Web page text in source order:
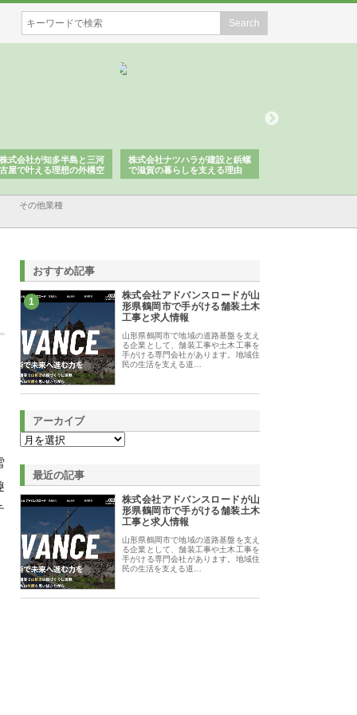
式会社が知多半島と三河
屋で叶える理想の外構空
株式会社ナツハラが建設と鋲螺
で滋賀の暮らしを支える理由
その他業種
おすすめ記事
1
株式会社アドバンスロードが山
形県鶴岡市で手がける舗装土木
工事と求人情報
山形県鶴岡市で地域の道路基盤を支え
る企業として、舗装工事や土木工事を
手がける専門会社があります。地域住
民の生活を支える道…
アーカイブ
最近の記事
株式会社アドバンスロードが山
形県鶴岡市で手がける舗装土木
工事と求人情報
山形県鶴岡市で地域の道路基盤を支え
る企業として、舗装工事や土木工事を
手がける専門会社があります。地域住
民の生活を支える道…